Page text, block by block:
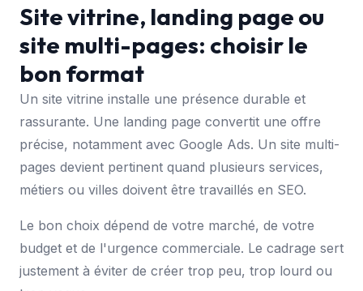
Site vitrine, landing page ou
site multi-pages: choisir le
bon format
Un site vitrine installe une présence durable et
rassurante. Une landing page convertit une offre
précise, notamment avec Google Ads. Un site multi-
pages devient pertinent quand plusieurs services,
métiers ou villes doivent être travaillés en SEO.
Le bon choix dépend de votre marché, de votre
budget et de l'urgence commerciale. Le cadrage sert
justement à éviter de créer trop peu, trop lourd ou